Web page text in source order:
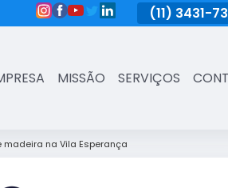
3431-7374 (11) 3431-
MISSÃO SERVIÇOS
na Vila Esperança